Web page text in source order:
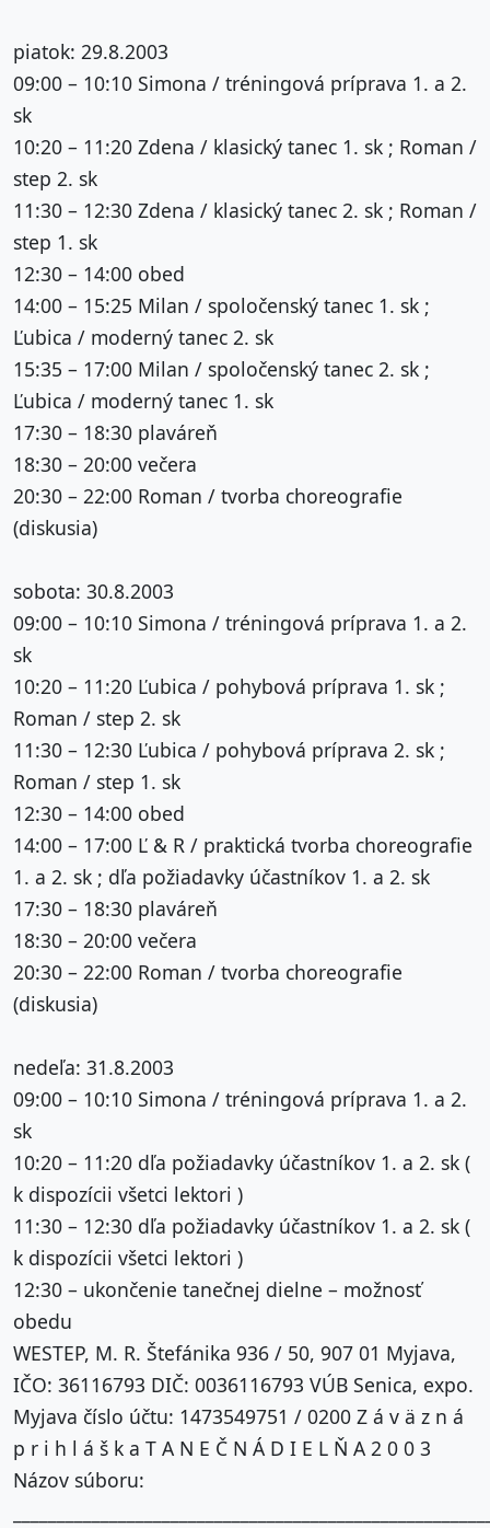
piatok: 29.8.2003
09:00 – 10:10 Simona / tréningová príprava 1. a 2.
sk
10:20 – 11:20 Zdena / klasický tanec 1. sk ; Roman /
step 2. sk
11:30 – 12:30 Zdena / klasický tanec 2. sk ; Roman /
step 1. sk
12:30 – 14:00 obed
14:00 – 15:25 Milan / spoločenský tanec 1. sk ;
Ľubica / moderný tanec 2. sk
15:35 – 17:00 Milan / spoločenský tanec 2. sk ;
Ľubica / moderný tanec 1. sk
17:30 – 18:30 plaváreň
18:30 – 20:00 večera
20:30 – 22:00 Roman / tvorba choreografie
(diskusia)
sobota: 30.8.2003
09:00 – 10:10 Simona / tréningová príprava 1. a 2.
sk
10:20 – 11:20 Ľubica / pohybová príprava 1. sk ;
Roman / step 2. sk
11:30 – 12:30 Ľubica / pohybová príprava 2. sk ;
Roman / step 1. sk
12:30 – 14:00 obed
14:00 – 17:00 Ľ & R / praktická tvorba choreografie
1. a 2. sk ; dľa požiadavky účastníkov 1. a 2. sk
17:30 – 18:30 plaváreň
18:30 – 20:00 večera
20:30 – 22:00 Roman / tvorba choreografie
(diskusia)
nedeľa: 31.8.2003
09:00 – 10:10 Simona / tréningová príprava 1. a 2.
sk
10:20 – 11:20 dľa požiadavky účastníkov 1. a 2. sk (
k dispozícii všetci lektori )
11:30 – 12:30 dľa požiadavky účastníkov 1. a 2. sk (
k dispozícii všetci lektori )
12:30 – ukončenie tanečnej dielne – možnosť
obedu
WESTEP, M. R. Štefánika 936 / 50, 907 01 Myjava,
IČO: 36116793 DIČ: 0036116793 VÚB Senica, expo.
Myjava číslo účtu: 1473549751 / 0200 Z á v ä z n á
p r i h l á š k a T A N E Č N Á D I E L Ň A 2 0 0 3
Názov súboru: